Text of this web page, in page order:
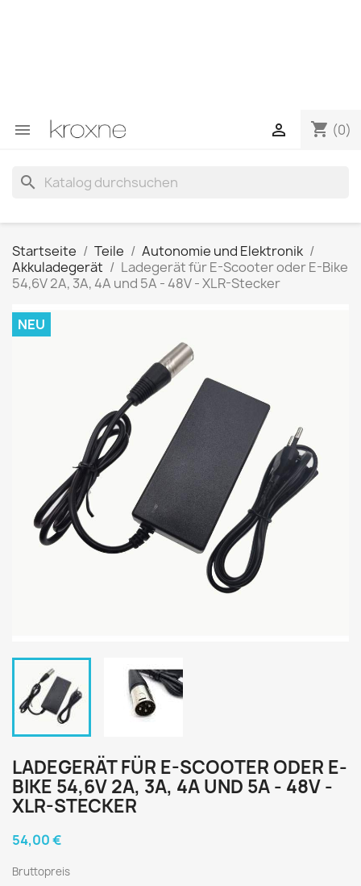
 shopping_cart (0)

search
Startseite Teile
Autonomie und Elektronik
Akkuladegerät
Ladegerät für E-Scooter oder E-Bike
54,6V 2A, 3A, 4A und 5A - 48V - XLR-Stecker
NEU
LADEGERÄT FÜR E-SCOOTER ODER E-
BIKE 54,6V 2A, 3A, 4A UND 5A - 48V -
XLR-STECKER
54,00 €
Bruttopreis